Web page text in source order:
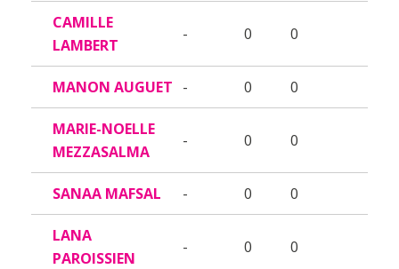
CAMILLE
LAMBERT
- 0 0
MANON AUGUET - 0 0
MARIE-NOELLE
MEZZASALMA
- 0 0
SANAA MAFSAL - 0 0
LANA
PAROISSIEN
- 0 0